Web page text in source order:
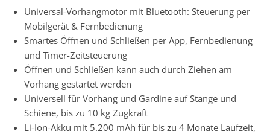
Universal-Vorhangmotor mit Bluetooth: Steuerung per
Mobilgerät & Fernbedienung
Smartes Öffnen und Schließen per App, Fernbedienung
und Timer-Zeitsteuerung
Öffnen und Schließen kann auch durch Ziehen am
Vorhang gestartet werden
Universell für Vorhang und Gardine auf Stange und
Schiene, bis zu 10 kg Zugkraft
Li-Ion-Akku mit 5.200 mAh für bis zu 4 Monate Laufzeit,